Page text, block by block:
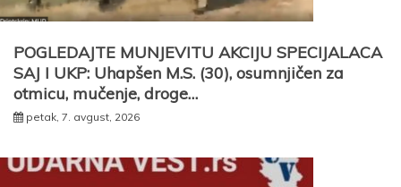
POGLEDAJTE MUNJEVITU AKCIJU SPECIJALACA
SAJ I UKP: Uhapšen M.S. (30), osumnjičen za
otmicu, mučenje, droge…
petak, 7. avgust, 2026